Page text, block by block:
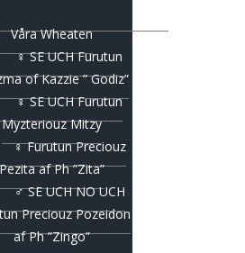
Våra Wheaten
♀ SE UCH Furutun
of Kazzie ” Godiz”
♀ SE UCH Furutun
Myzteriouz Mitzy
♀ Furutun Preciouz
af Ph ”Zita”
♂ SE UCH NO UCH
Preciouz Pozeidon
af Ph ”Zingo”